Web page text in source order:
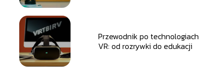
Przewodnik po technologiach
VR: od rozrywki do edukacji